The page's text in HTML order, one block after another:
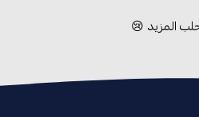
المزيد 😢